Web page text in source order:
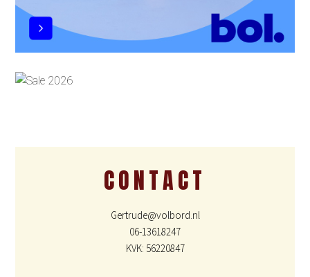
CONTACT
Gertrude@volbord.nl
06-13618247
KVK: 56220847